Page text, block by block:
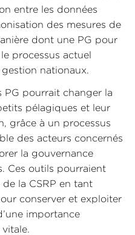
entre les données
des mesures de
dont une PG pour
processus actuel
nationaux.
PG pourrait changer la
pélagiques et leur
grâce à un processus
des acteurs concernés
la gouvernance
Ces outils pourraient
la CSRP en tant
conserver et exploiter
importance